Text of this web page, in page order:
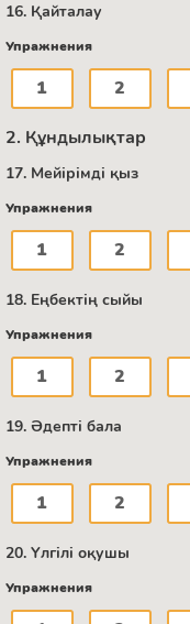
16. Қайталау
Упражнения
1 2
2. Құндылықтар
17. Мейірімді қыз
Упражнения
1 2
18. Еңбектің сыйы
Упражнения
1 2
19. Әдепті бала
Упражнения
1 2
20. Үлгілі оқушы
Упражнения